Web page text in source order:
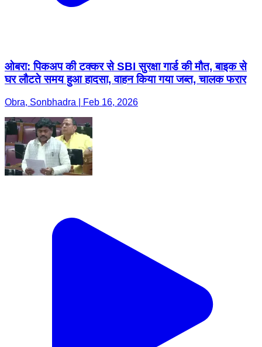
ओबरा: पिकअप की टक्कर से SBI सुरक्षा गार्ड की मौत, बाइक से
घर लौटते समय हुआ हादसा, वाहन किया गया जब्त, चालक फरार
Obra, Sonbhadra | Feb 16, 2026